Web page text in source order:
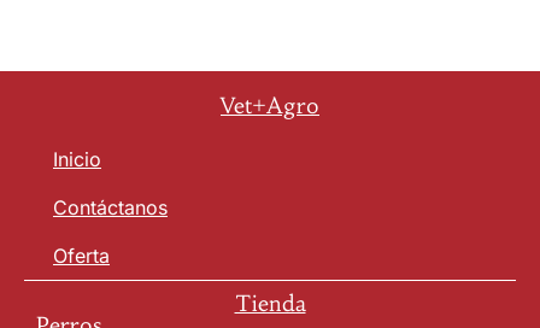
Vet+Agro
Inicio
Contáctanos
Oferta
Tienda